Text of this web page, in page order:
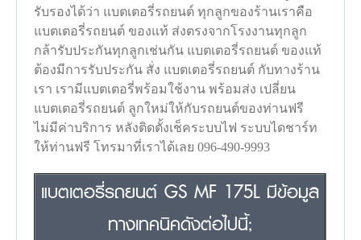
รับรองได้ว่า แบตเตอรี่รถยนต์ ทุกลูกของร้านเราคือ
แบตเตอรี่รถยนต์ ของแท้ ส่งตรงจากโรงงานทุกลูก
กล้ารับประกันทุกลูกเช่นกัน แบตเตอรี่รถยนต์ ของแท้
ต้องมีการรับประกัน สั่ง แบตเตอรี่รถยนต์ กับทางร้าน
เรา เรามีแบตเตอรี่พร้อมใช้งาน พร้อมส่ง เปลี่ยน
แบตเตอรี่รถยนต์ ลูกใหม่ให้กับรถยนต์ของท่านฟรี
ไม่มีค่าบริการ หลังติดตั้งเช็คระบบไฟ ระบบไดชาร์ท
ให้ท่านฟรี โทรมาที่เราได้เลย 096-490-9993
แบตเตอรี่รถยนต์ GS MF 175L มีข้อมูล
ทางเทคนิคดังต่อไปนี้;